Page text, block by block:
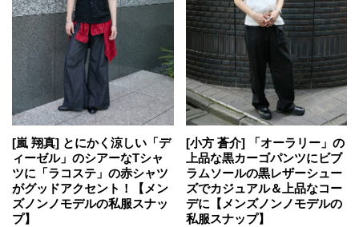
[嵐 翔真] とにかく涼しい「デ
ィーゼル」のシアーなTシャ
ツに「ラコステ」の赤シャツ
がグッドアクセント！【メン
ズノンノモデルの私服スナッ
プ】
[小方 蒼介] 「オーラリー」の
上品な黒カーゴパンツにビブ
ラムソールの黒レザーシュー
ズでカジュアル＆上品なコー
デに【メンズノンノモデルの
私服スナップ】